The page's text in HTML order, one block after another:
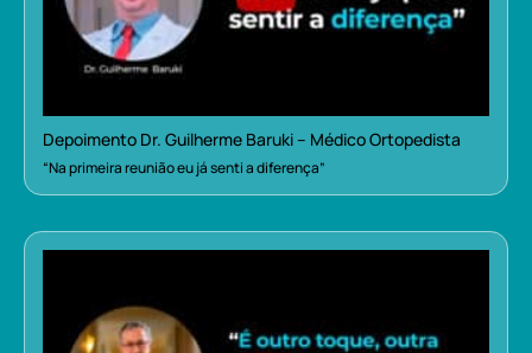
Depoimento Dr. Guilherme Baruki – Médico Ortopedista
“Na primeira reunião eu já senti a diferença”